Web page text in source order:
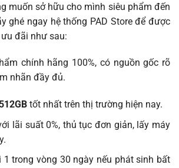
muốn sở hữu cho mình siêu phẩm đến
ghé ngay hệ thống PAD Store để được
đãi như sau:
chính hãng 100%, có nguồn gốc rõ
nhãn đầy đủ.
tốt nhất trên thị trường hiện nay.
lãi suất 0%, thủ tục đơn giản, lấy máy
1 trong vòng 30 ngày nếu phát sinh bất